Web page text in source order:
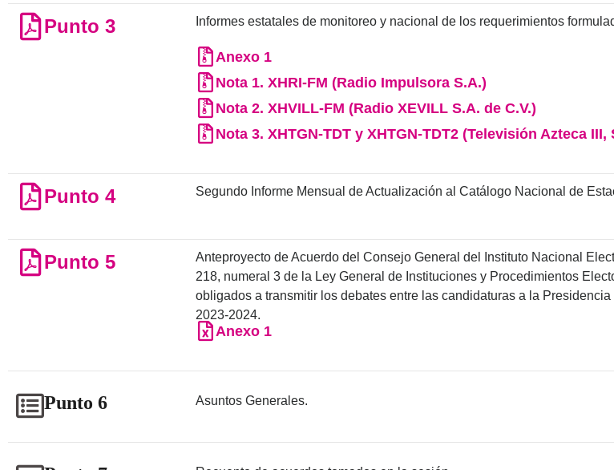
Punto 3 Informes estatales de monitoreo y nacional de los requerimientos
Anexo 1
Nota 1. XHRI-FM (Radio Impulsora S.A.)
Nota 2. XHVILL-FM (Radio XEVILL S.A. de C.V.)
Nota 3. XHTGN-TDT y XHTGN-TDT2 (Televisión Azteca III,
Punto 4 Segundo Informe Mensual de Actualización al Catálogo Nacional de
Punto 5
Anteproyecto de Acuerdo del Consejo General del Instituto Nacional
218, numeral 3 de la Ley General de Instituciones y Procedimientos
obligados a transmitir los debates entre las candidaturas a la
2023-2024.
Anexo 1
Punto 6 Asuntos Generales.